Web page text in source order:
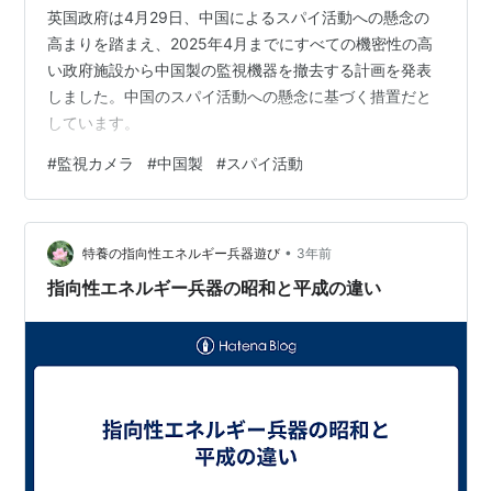
英国政府は4月29日、中国によるスパイ活動への懸念の
高まりを踏まえ、2025年4月までにすべての機密性の高
い政府施設から中国製の監視機器を撤去する計画を発表
しました。中国のスパイ活動への懸念に基づく措置だと
しています。
#監視カメラ #中国製 #スパイ活動
特養の指向性エネルギー兵器遊び • 3年前
指向性エネルギー兵器の昭和と平成の違い